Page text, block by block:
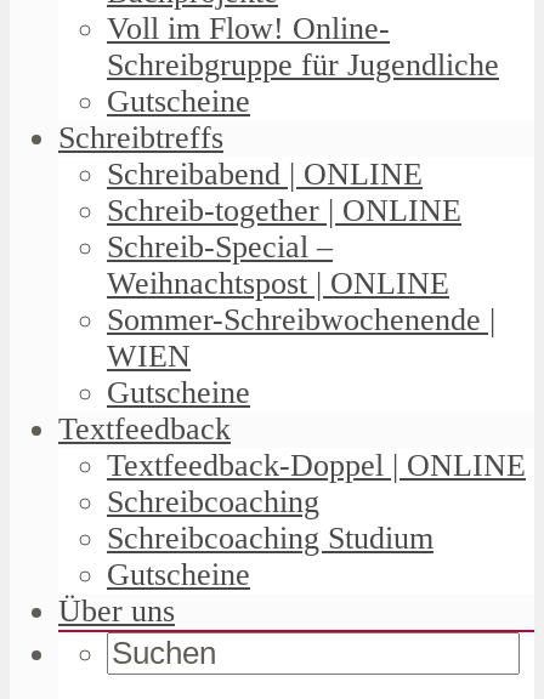
Voll im Flow! Online-
Schreibgruppe für Jugendliche
Gutscheine
Schreibtreffs
Schreibabend | ONLINE
Schreib-together | ONLINE
Schreib-Special –
Weihnachtspost | ONLINE
Sommer-Schreibwochenende |
WIEN
Gutscheine
Textfeedback
Textfeedback-Doppel | ONLINE
Schreibcoaching
Schreibcoaching Studium
Gutscheine
Über uns